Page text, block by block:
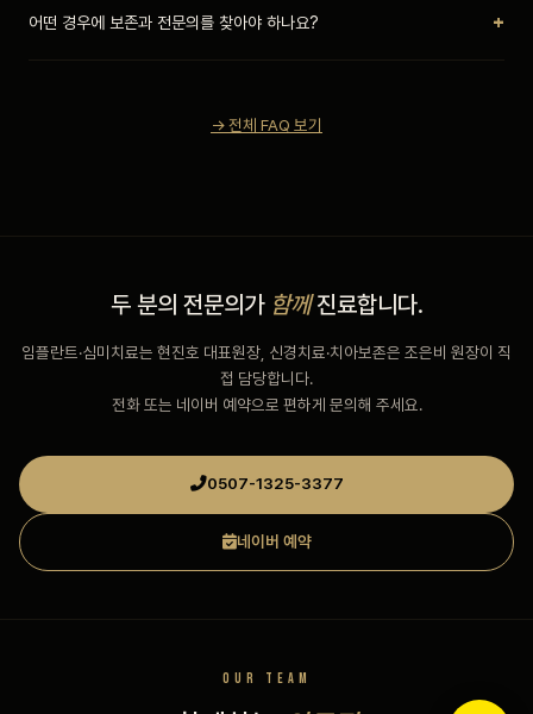
인증 시험에 합격한 의사입니다. 해당 분야의 어려운 케이스도 처리할 수 있는
어떤 경우에 보존과 전문의를 찾아야 하나요? +
진단이 필요합니다. 자연치아를 살릴 수 있는 마지막 기회일 수 있습니다.
→ 전체 FAQ 보기
두 분의 전문의가 함께진료합니다.
임플란트·심미치료는 현진호 대표원장, 신경치료·치아보존은 조은비 원장이 직
접 담당합니다.
전화 또는 네이버 예약으로 편하게 문의해 주세요.
0507-1325-3377
네이버 예약
OUR TEAM